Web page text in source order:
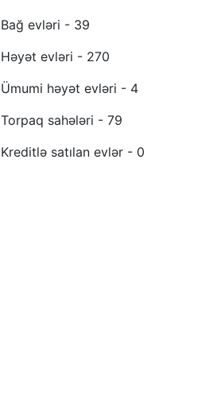
Bağ evləri - 39
Həyət evləri - 270
Ümumi həyət evləri - 4
Torpaq sahələri - 79
Kreditlə satılan evlər - 0